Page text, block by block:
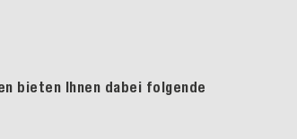
bieten Ihnen dabei folgende